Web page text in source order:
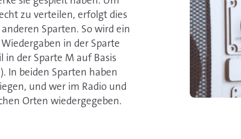
zu verteilen, erfolgt dies
Sparten. So wird ein
in der Sparte
in der Sparte M auf Basis
In beiden Sparten haben
und wer im Radio und
Orten wiedergegeben.